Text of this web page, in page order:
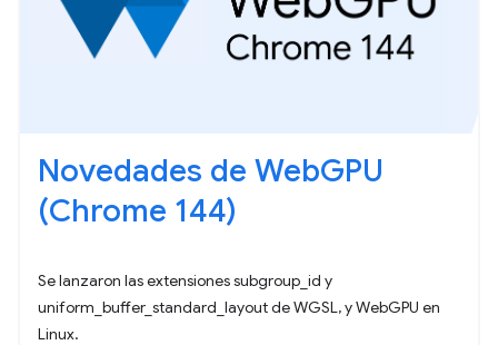
Novedades de WebGPU
(Chrome 144)
Se lanzaron las extensiones subgroup_id y
uniform_buffer_standard_layout de WGSL, y WebGPU en
Linux.